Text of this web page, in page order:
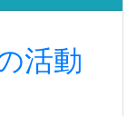
活動